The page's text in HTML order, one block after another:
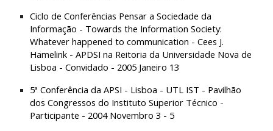
Ciclo de Conferências Pensar a Sociedade da
Informação - Towards the Information Society:
Whatever happened to communication - Cees J.
Hamelink - APDSI na Reitoria da Universidade Nova de
Lisboa - Convidado - 2005 Janeiro 13
5ª Conferência da APSI - Lisboa - UTL IST - Pavilhão
dos Congressos do Instituto Superior Técnico -
Participante - 2004 Novembro 3 - 5